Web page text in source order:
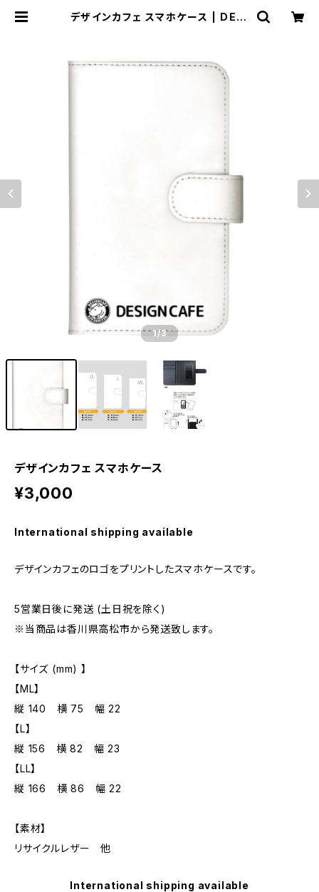
デザインカフェ スマホケース | DESI
1/3
デザインカフェ スマホケース
¥3,000
International shipping available
デザインカフェのロゴをプリントしたスマホケースです。
5営業日後に発送 (土日祝を除く)
※当商品は香川県高松市から発送致します。
【サイズ (mm) 】
【ML】
縦 140 横 75 幅 22
【L】
縦 156 横 82 幅 23
【LL】
縦 166 横 86 幅 22
【素材】
リサイクルレザー 他
International shipping available